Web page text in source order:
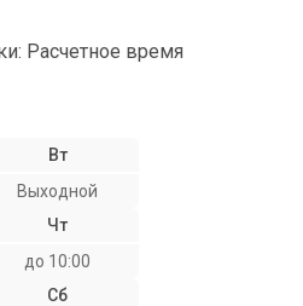
Расчетное время
Вт
Выходной
Чт
до 10:00
Сб